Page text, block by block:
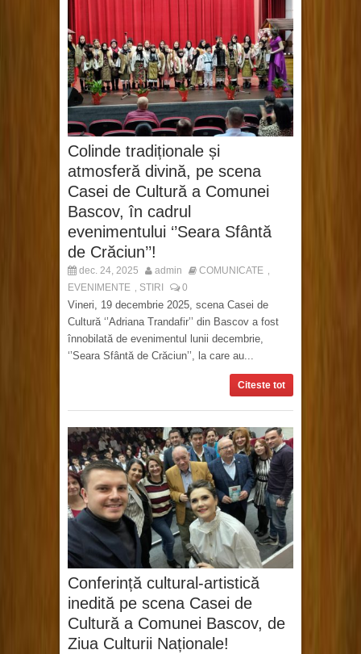
Colinde tradiționale și
atmosferă divină, pe scena
Casei de Cultură a Comunei
Bascov, în cadrul
evenimentului ‘’Seara Sfântă
de Crăciun’’!
dec. 24, 2025 admin COMUNICATE
EVENIMENTE STIRI 0
Vineri, 19 decembrie 2025, scena Casei de
Cultură ‘’Adriana Trandafir’’ din Bascov a fost
înnobilată de evenimentul lunii decembrie,
‘’Seara Sfântă de Crăciun’’, la care au...
Citeste tot
Conferință cultural-artistică
inedită pe scena Casei de
Cultură a Comunei Bascov, de
Ziua Culturii Naționale!